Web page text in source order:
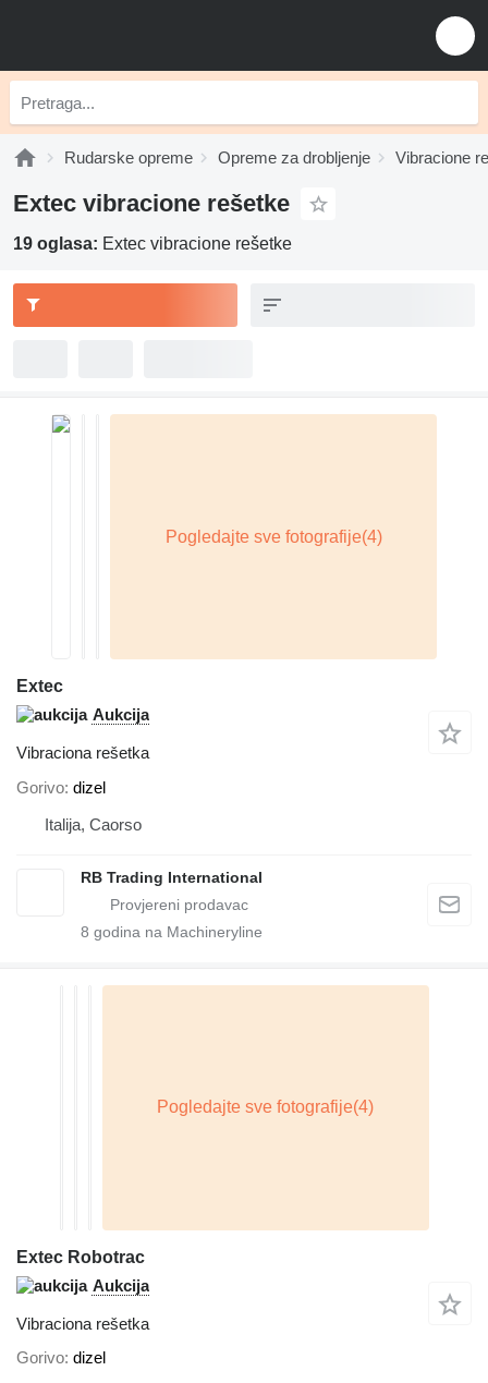
Rudarske opreme Opreme za drobljenje Vibracione
Extec vibracione rešetke
19 oglasa: Extec vibracione rešetke
Extec
Aukcija
Vibraciona rešetka
Gorivo dizel
Italija, Caorso
RB Trading International
8 godina na Machineryline
Extec Robotrac
Aukcija
Vibraciona rešetka
Gorivo dizel